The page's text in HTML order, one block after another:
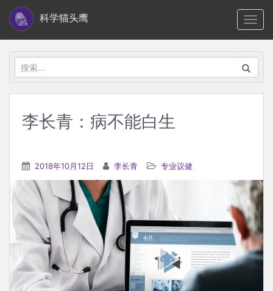
i
科学猫头鹰
搜
索：
李长青：病不能白生
2018年10月12日 李长青 专业议健